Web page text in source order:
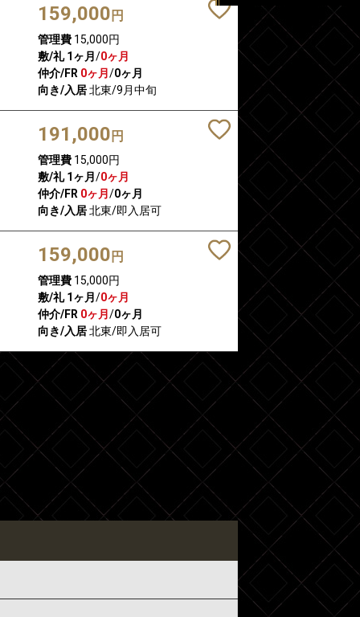
159,000 円
管理費15,000円
敷/礼 1ヶ月 /0ヶ月
仲介/FR 0ヶ月 /0ヶ月
向き/入居北東/9月中旬
191,000 円
管理費15,000円
敷/礼 1ヶ月 /0ヶ月
仲介/FR 0ヶ月 /0ヶ月
向き/入居北東/即入居可
159,000 円
管理費15,000円
敷/礼 1ヶ月 /0ヶ月
仲介/FR 0ヶ月 /0ヶ月
向き/入居北東/即入居可